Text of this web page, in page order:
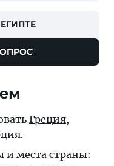
Греция,
.
и места страны: